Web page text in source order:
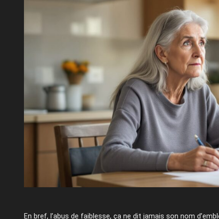
En bref, l’abus de faiblesse, ça ne dit jamais son nom